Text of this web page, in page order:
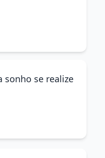
sonho se realize